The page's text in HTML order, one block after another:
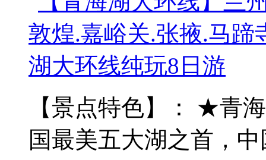
【景点特色】： ★青
国最美五大湖之首，